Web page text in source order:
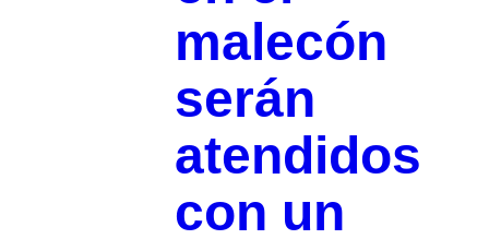
malecón
serán
atendidos
con un